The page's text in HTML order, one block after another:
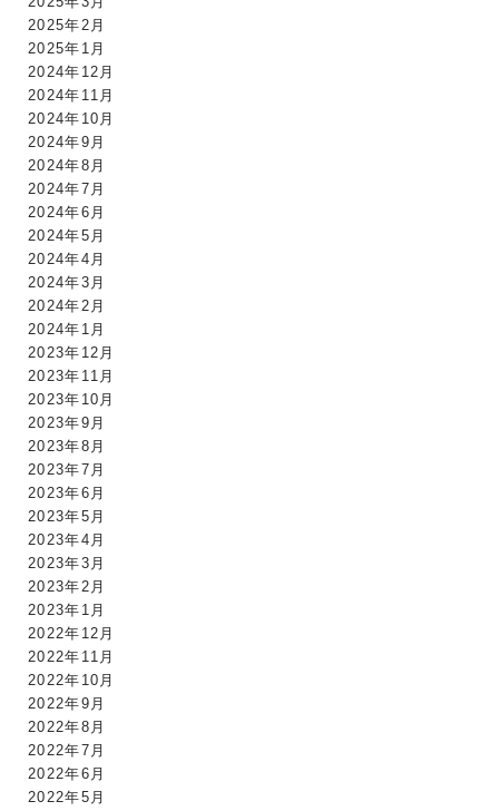
2025年2月
2025年1月
2024年12月
2024年11月
2024年10月
2024年9月
2024年8月
2024年7月
2024年6月
2024年5月
2024年4月
2024年3月
2024年2月
2024年1月
2023年12月
2023年11月
2023年10月
2023年9月
2023年8月
2023年7月
2023年6月
2023年5月
2023年4月
2023年3月
2023年2月
2023年1月
2022年12月
2022年11月
2022年10月
2022年9月
2022年8月
2022年7月
2022年6月
2022年5月